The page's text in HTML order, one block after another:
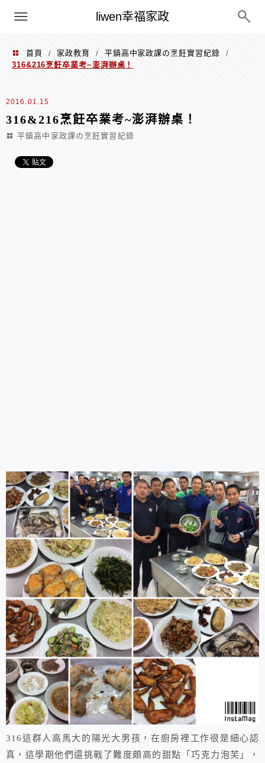
liwen幸福家政
menu
首頁 / 家政教育 / 平鎮高中家政課の烹飪實習紀錄
/
316&216烹飪卒業考~澎湃辦桌！
2016.01.15
316&216烹飪卒業考~澎湃辦桌！
平鎮高中家政課の烹飪實習紀錄
316這群人高馬大的陽光大男孩，在廚房裡工作很是細心認
真，這學期他們還挑戰了難度頗高的甜點「巧克力泡芙」，